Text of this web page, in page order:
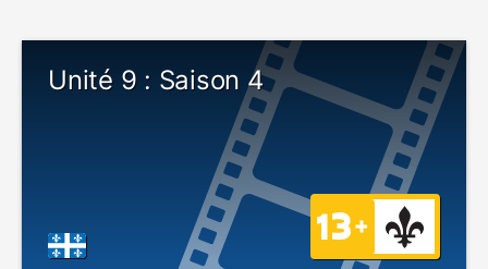
Unité 9 : Saison 4